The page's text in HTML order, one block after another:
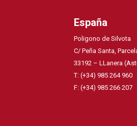
España
Poligono de Silvota
C/ Peña Santa,
33192 – LLanera
T: (+34) 985 264 960
F: (+34) 985 266 207